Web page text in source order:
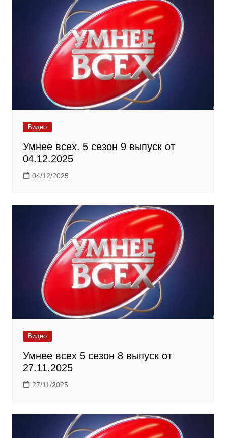
Видео
Умнее всех. 5 сезон 9 выпуск от
04.12.2025
04/12/2025
Видео
Умнее всех 5 сезон 8 выпуск от
27.11.2025
27/11/2025